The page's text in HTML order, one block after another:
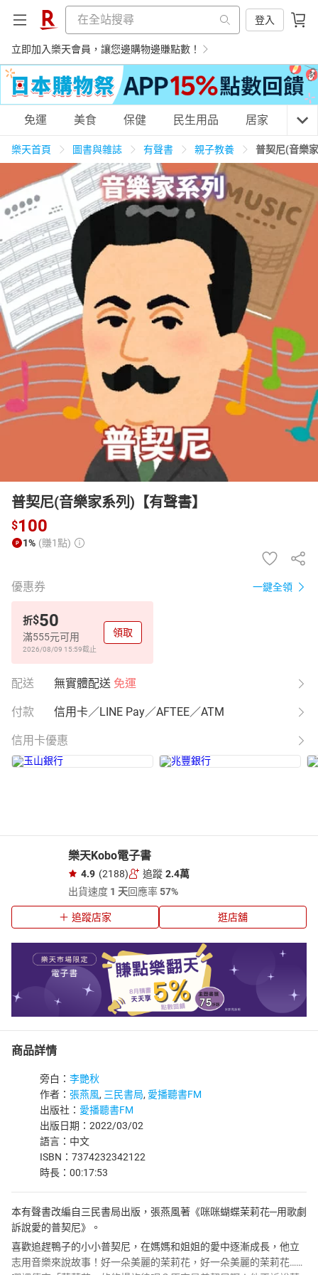
登入
立即加入樂天會員，讓您邊購物邊賺點數！
購物網分類
天天免運 美食蛋糕 養生保健 民生用品
居家生活 3C家電 運動休閒 親子玩具
女裝 男裝 化妝保養 情趣用品
日本購物 電子/紙本書
免運 美食 保健 民生用品 居家 3C
樂天首頁 圖書與雜誌 有聲書 親子教養 普契尼(音樂
普契尼(音樂家系列)【有聲書】
$100
1% (賺1點)
優惠券 一鍵全領
折$50
滿555元可用
2026/08/09 15:59截止
領取
配送 無實體配送 免運
付款 信用卡／LINE Pay／AFTEE／ATM
信用卡優惠
樂天Kobo電子書
4.9 (2188) 追蹤 2.4萬
出貨速度 1 天回應率57%
追蹤店家 逛店舖
商品詳情
旁白： 李艷秋
作者： 張燕風, 三民書局, 愛播聽書FM
出版社： 愛播聽書FM
出版日期：2022/03/02
語言：中文
ISBN：7374232342122
時長：00:17:53
本有聲書改編自三民書局出版，張燕風著《咪咪蝴蝶茉莉花─用歌劇
訴說愛的普契尼》。
喜歡追趕鴨子的小小普契尼，在媽媽和姐姐的愛中逐漸成長，他立
志用音樂來說故事！好一朵美麗的茉莉花，好一朵美麗的茉莉花……